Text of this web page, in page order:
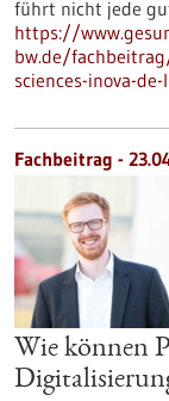
führt nicht jede
https://
bw.de/
sciences-inova-
Fachbeitrag -
Wie können